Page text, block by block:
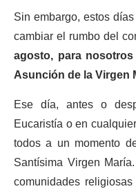
Sin embargo, estos
cambiar el rumbo del
agosto, para
Asunción de la Virgen
Ese día, antes o
Eucaristía o en
todos a un momento
Santísima Virgen
comunidades